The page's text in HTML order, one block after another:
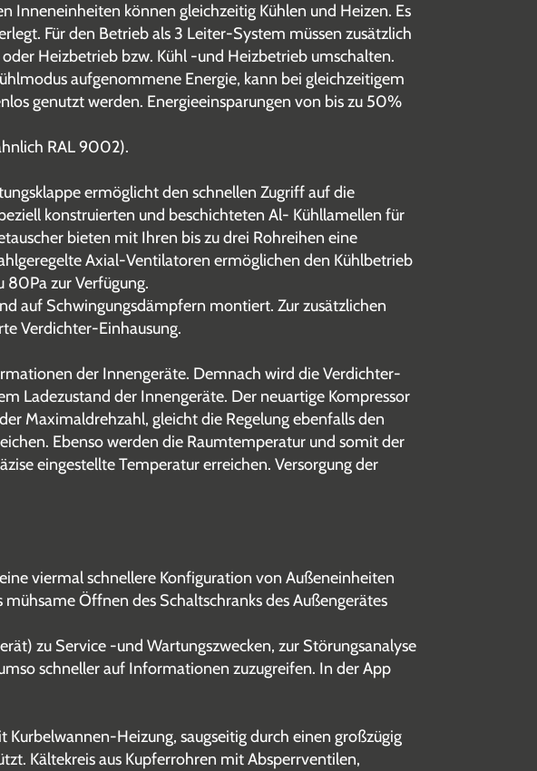
Inneneinheiten können gleichzeitig Kühlen und Heizen. Es
Für den Betrieb als 3 Leiter-System müssen zusätzlich
Heizbetrieb bzw. Kühl -und Heizbetrieb umschalten.
aufgenommene Energie, kann bei gleichzeitigem
genutzt werden. Energieeinsparungen von bis zu 50%
RAL 9002).
ermöglicht den schnellen Zugriff auf die
konstruierten und beschichteten Al- Kühllamellen für
bieten mit Ihren bis zu drei Rohreihen eine
Axial-Ventilatoren ermöglichen den Kühlbetrieb
80Pa zur Verfügung.
auf Schwingungsdämpfern montiert. Zur zusätzlichen
Verdichter-Einhausung.
der Innengeräte. Demnach wird die Verdichter-
Ladezustand der Innengeräte. Der neuartige Kompressor
Maximaldrehzahl, gleicht die Regelung ebenfalls den
Ebenso werden die Raumtemperatur und somit der
eingestellte Temperatur erreichen. Versorgung der
viermal schnellere Konfiguration von Außeneinheiten
Öffnen des Schaltschranks des Außengerätes
zu Service -und Wartungszwecken, zur Störungsanalyse
schneller auf Informationen zuzugreifen. In der App
Heizung, saugseitig durch einen großzügig
Kältekreis aus Kupferrohren mit Absperrventilen,